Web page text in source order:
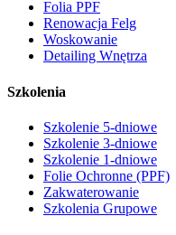
Folia PPF
Renowacja Felg
Woskowanie
Detailing Wnętrza
Szkolenia
Szkolenie 5-dniowe
Szkolenie 3-dniowe
Szkolenie 1-dniowe
Folie Ochronne (PPF)
Zakwaterowanie
Szkolenia Grupowe